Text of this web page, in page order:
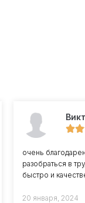
очень
разобраться в
быстро и
20 января, 2024